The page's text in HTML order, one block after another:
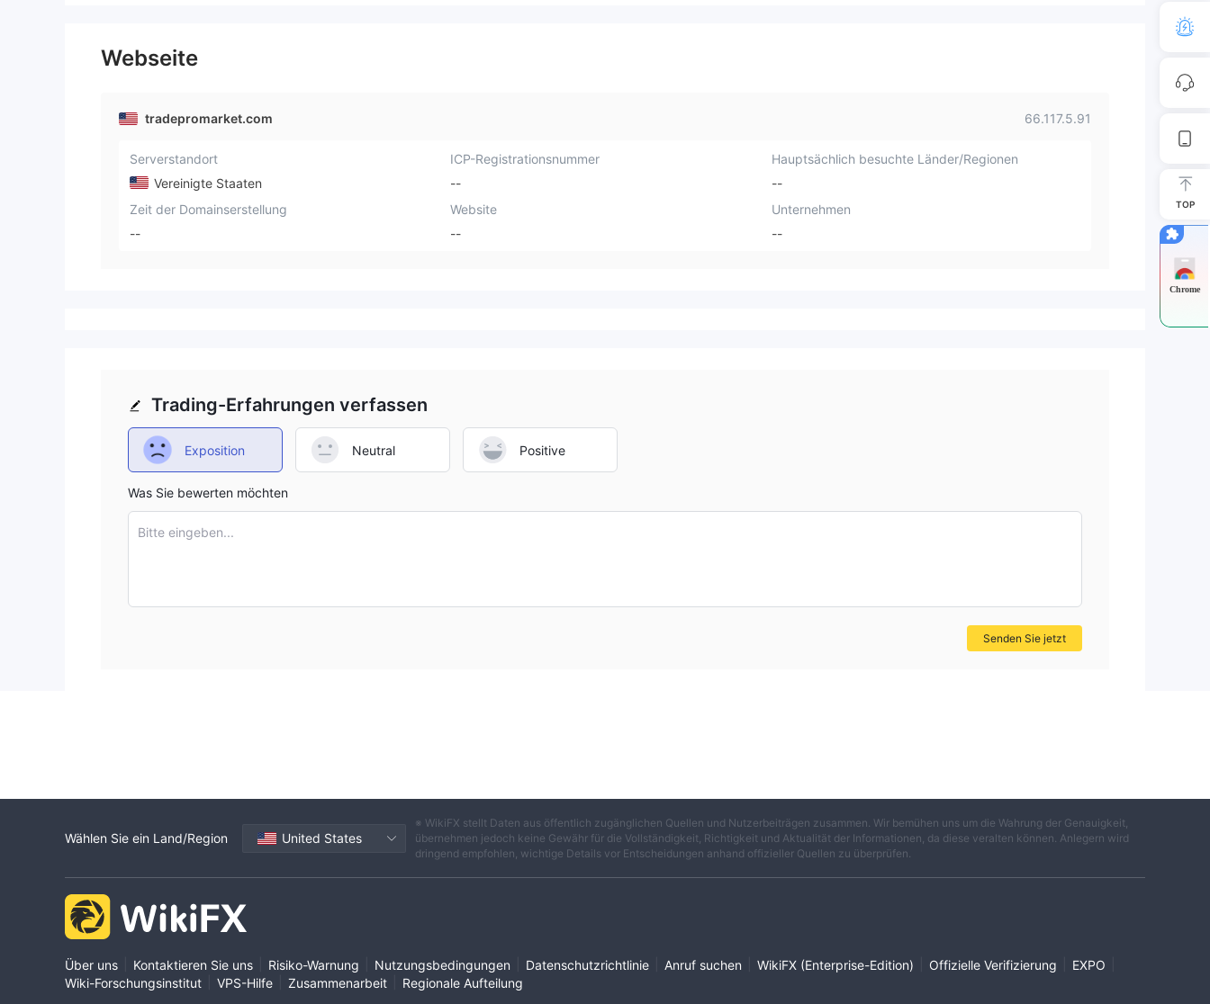
Webseite
tradepromarket.com 66.117.5.91
Serverstandort
Vereinigte Staaten
ICP-Registrationsnummer
--
Hauptsächlich besuchte Länder/Regionen
--
Zeit der Domainserstellung
--
Website
--
Unternehmen
--
Trading-Erfahrungen verfassen
Exposition Neutral Positive
Was Sie bewerten möchten
Bitte eingeben...
Senden Sie jetzt
TOP
Chrome
Wählen Sie ein Land/Region United States
※ WikiFX stellt Daten aus öffentlich zugänglichen Quellen und Nutzerbeiträgen zusammen. Wir bemühen uns um die Wahrung der Genauigkeit,
übernehmen jedoch keine Gewähr für die Vollständigkeit, Richtigkeit und Aktualität der Informationen, da diese veralten können. Anlegern wird
dringend empfohlen, wichtige Details vor Entscheidungen anhand offizieller Quellen zu überprüfen.
Über uns Kontaktieren Sie uns Risiko-Warnung Nutzungsbedingungen Datenschutzrichtlinie Anruf suchen WikiFX (Enterprise-Edition) Offizielle Verifizierung EXPO
Wiki-Forschungsinstitut
VPS-Hilfe Zusammenarbeit Regionale Aufteilung